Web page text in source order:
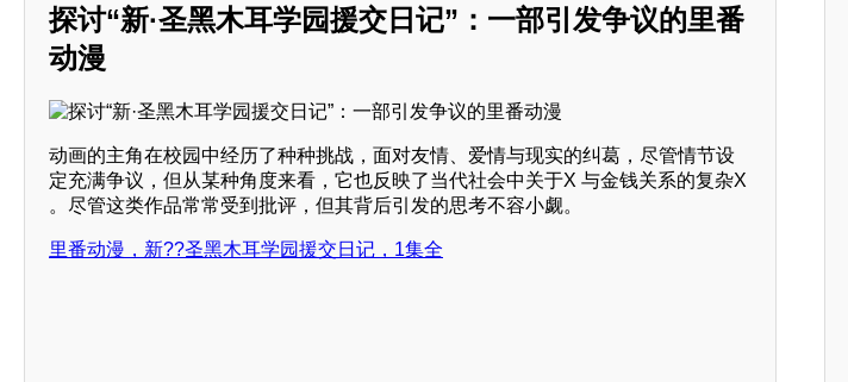
探讨“新·圣黑木耳学园援交日记”：一部引发争议的里番
动漫
动画的主角在校园中经历了种种挑战，面对友情、爱情与现实的纠葛，尽管情节设
定充满争议，但从某种角度来看，它也反映了当代社会中关于X 与金钱关系的复杂X
。尽管这类作品常常受到批评，但其背后引发的思考不容小觑。
里番动漫，新??圣黑木耳学园援交日记，1集全